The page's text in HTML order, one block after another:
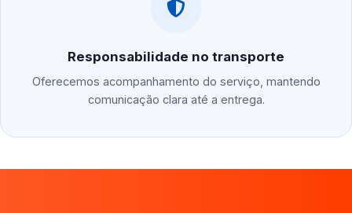
Responsabilidade no transporte
Oferecemos acompanhamento do serviço, mantendo
comunicação clara até a entrega.